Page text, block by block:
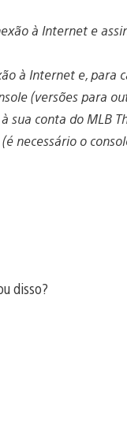
à Internet e
à Internet e, para
(versões para
sua conta do MLB
necessário o
disso?